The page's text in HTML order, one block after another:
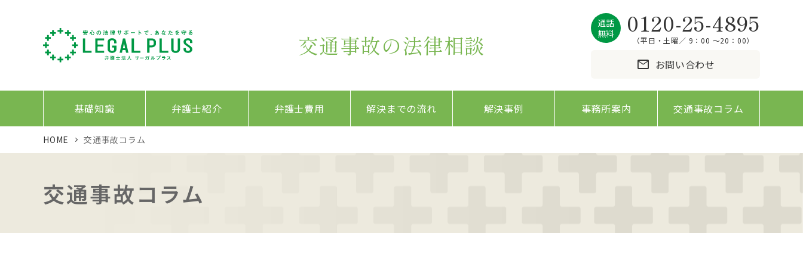
交通事故の法律相談
通話
無料
0120-25-4895
（平日・土曜／ 9：00 〜20：00）
mail お問い合わせ
基礎知識 弁護士紹介 弁護士費用 解決までの流れ 解決事例 事務所案内 交通事故コラム
HOME 交通事故コラム
交通事故コラム